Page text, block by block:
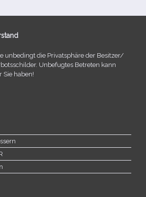
unbe­dingt die Privatsphäre der Besitzer/​
Unbefugtes Betreten kann
Sie haben!